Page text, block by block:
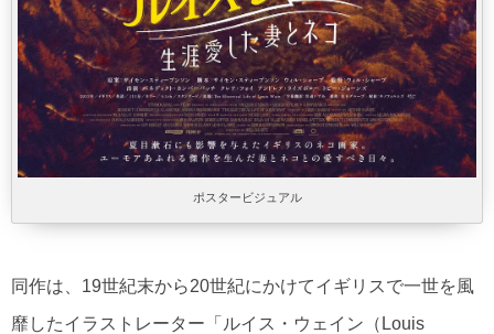
ポスタービジュアル
同作は、19世紀末から20世紀にかけてイギリスで一世を風
靡したイラストレーター「ルイス・ウェイン（Louis